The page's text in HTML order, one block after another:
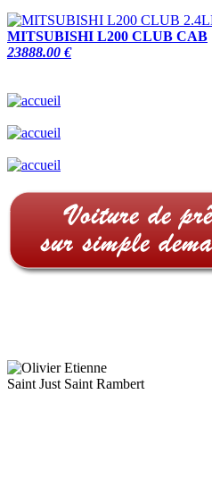
MITSUBISHI L200 CLUB CAB
23888.00 €
Saint Just Saint Rambert